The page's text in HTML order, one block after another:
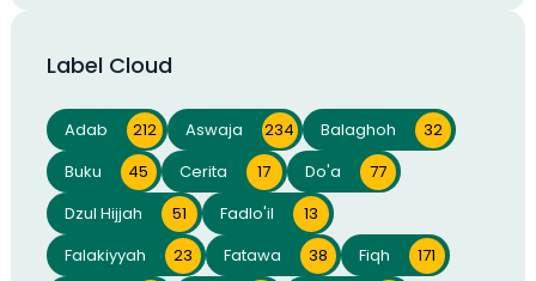
Label Cloud
Adab 212 Aswaja 234 Balaghoh
32
Buku
45 Cerita 17 Do'a
77
Dzul Hijjah
51 Fadlo'il
13
Falakiyyah
23 Fatawa 38 Fiqh
171